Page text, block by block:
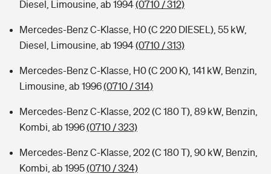
Diesel, Limousine, ab 1994(0710 / 312)
Mercedes-Benz C-Klasse, H0 (C 220 DIESEL), 55 kW,
Diesel, Limousine, ab 1994(0710 / 313)
Mercedes-Benz C-Klasse, H0 (C 200 K), 141 kW, Benzin,
Limousine, ab 1996(0710 / 314)
Mercedes-Benz C-Klasse, 202 (C 180 T), 89 kW, Benzin,
Kombi, ab 1996(0710 / 323)
Mercedes-Benz C-Klasse, 202 (C 180 T), 90 kW, Benzin,
Kombi, ab 1995(0710 / 324)